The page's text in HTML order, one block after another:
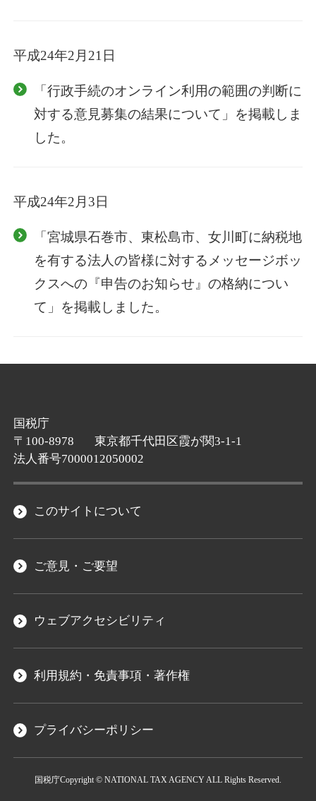
平成24年2月21日
「行政手続のオンライン利用の範囲の判断に
対する意見募集の結果について」を掲載しま
した。
平成24年2月3日
「宮城県石巻市、東松島市、女川町に納税地
を有する法人の皆様に対するメッセージボッ
クスへの『申告のお知らせ』の格納につい
て」を掲載しました。
国税庁
〒100-8978
東京都千代田区霞が関3-1-1
法人番号7000012050002
このサイトについて
ご意見・ご要望
ウェブアクセシビリティ
利用規約・免責事項・著作権
プライバシーポリシー
国税庁Copyright © NATIONAL TAX AGENCY ALL Rights Reserved.